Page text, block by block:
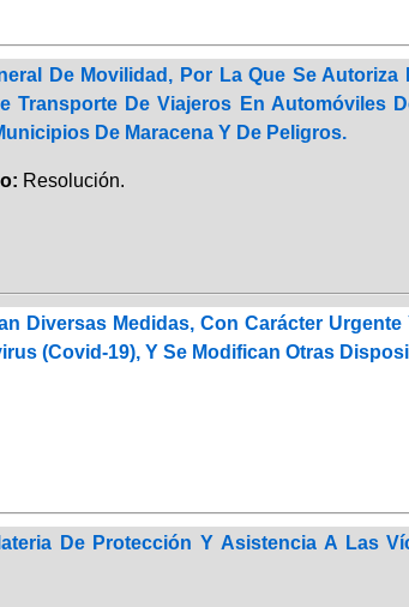
De Movilidad, Por La Que Se
De Viajeros En Automóviles
De Maracena Y De Peligros.
Resolución.
Diversas Medidas, Con Carácter
(Covid-19), Y Se Modifican Otras
De Protección Y Asistencia A Las